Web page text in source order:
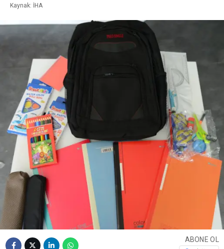
Kaynak: İHA
ABONE OL